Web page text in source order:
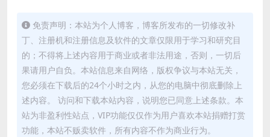
免责声明：本站为个人博客，博客所发布的一切修改补
丁、注册机和注册信息及软件的文章仅限用于学习和研究目
的；不得将上述内容用于商业或者非法用途，否则，一切后
果请用户自负。本站信息来自网络，版权争议与本站无关，
您必须在下载后的24个小时之内，从您的电脑中彻底删除上
述内容。 访问和下载本站内容，说明您已同意上述条款。本
站为非盈利性站点，VIP功能仅仅作为用户喜欢本站捐赠打赏
功能，本站不贩卖软件，所有内容不作为商业行为。